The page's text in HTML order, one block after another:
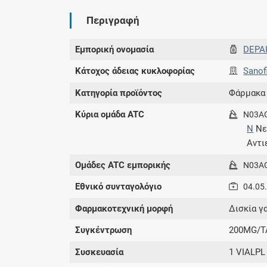
Περιγραφή
Εμπορική ονομασία
Κάτοχος άδειας κυκλοφορίας
Κατηγορία προϊόντος Φάρμακα
Κύρια ομάδα ATC
N
Ομάδες ATC εμπορικής
Εθνικό συνταγολόγιο
Φαρμακοτεχνική μορφή Δισκία
Συγκέντρωση 200MG/
Συσκευασία 1